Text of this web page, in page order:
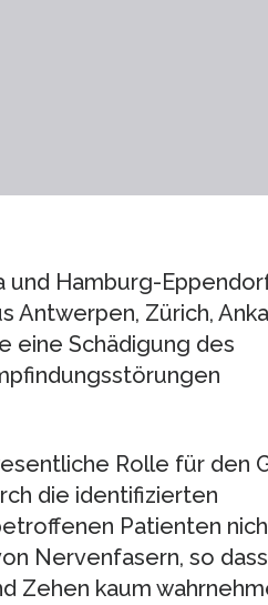
und Hamburg-
Zürich,
eine Schädigung des
Rolle für den
die identifizierten
Patienten
Nervenfasern, so
Zehen kaum